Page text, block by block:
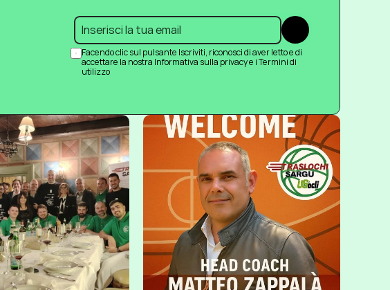
Submit
Facendo clic sul pulsante Iscriviti, riconosci di aver letto e di
accettare la nostra Informativa sulla privacy e i Termini di
utilizzo